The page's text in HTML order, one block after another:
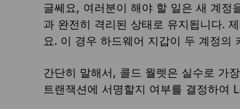
글쎄요, 여러분이 해야 할 일은 새 계정
과 완전히 격리된 상태로 유지됩니다.
요. 이 경우 하드웨어 지갑이 두 계정의
간단히 말해서, 콜드 월렛은 실수로 가
트랜잭션에 서명할지 여부를 결정하여